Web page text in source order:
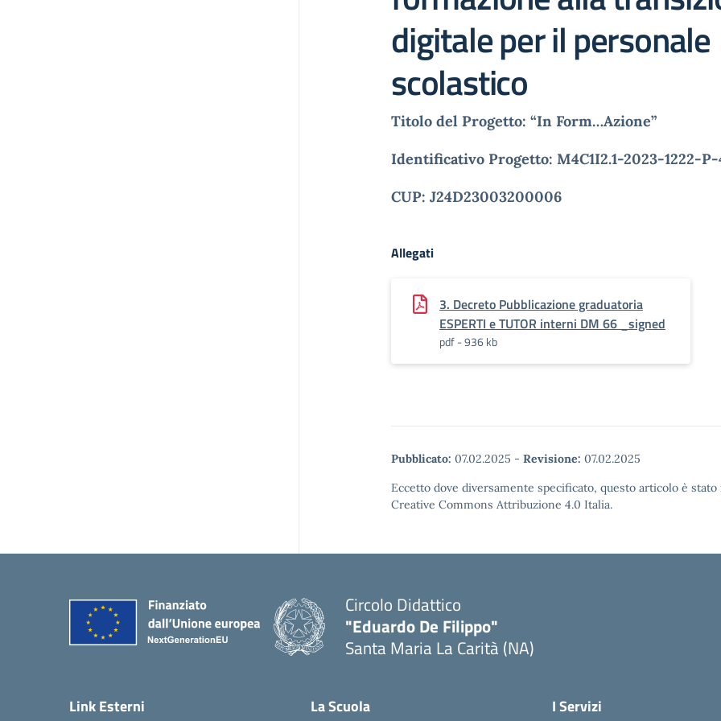
digitale per il personale
scolastico
Titolo del Progetto: “In Form…Azione”
Identificativo Progetto: M4C1I2.1-2023-1222-P-
CUP: J24D23003200006
Allegati
3. Decreto Pubblicazione graduatoria
ESPERTI e TUTOR interni DM 66 _signed
pdf - 936 kb
Pubblicato: 07.02.2025 - Revisione: 07.02.2025
Eccetto dove diversamente specificato, questo articolo è
Creative Commons Attribuzione 4.0 Italia.
Circolo Didattico
"Eduardo De Filippo"
Santa Maria La Carità (NA)
Link Esterni La Scuola I Servizi